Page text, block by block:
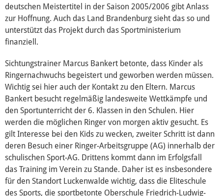
deutschen Meistertitel in der Saison 2005/2006 gibt Anlass
zur Hoffnung. Auch das Land Brandenburg sieht das so und
unterstützt das Projekt durch das Sportministerium
finanziell.
Sichtungstrainer Marcus Bankert betonte, dass Kinder als
Ringernachwuchs begeistert und geworben werden müssen.
Wichtig sei hier auch der Kontakt zu den Eltern. Marcus
Bankert besucht regelmäßig landesweite Wettkämpfe und
den Sportunterricht der 6. Klassen in den Schulen. Hier
werden die möglichen Ringer von morgen aktiv gesucht. Es
gilt Interesse bei den Kids zu wecken, zweiter Schritt ist dann
deren Besuch einer Ringer-Arbeitsgruppe (AG) innerhalb der
schulischen Sport-AG. Drittens kommt dann im Erfolgsfall
das Training im Verein zu Stande. Daher ist es insbesondere
für den Standort Luckenwalde wichtig, dass die Eliteschule
des Sports, die sportbetonte Oberschule Friedrich-Ludwig-